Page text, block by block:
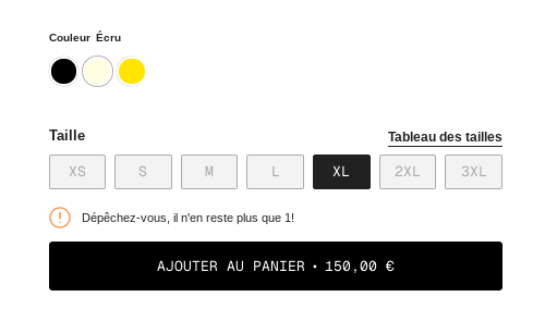
Couleur Écru
noir ecru ocre
Taille Tableau des tailles
XSVARIANTE
ÉPUISÉE
NON
DISPONIBLE
S VARIANTE
ÉPUISÉE
NON
DISPONIBLE
M VARIANTE
ÉPUISÉE
NON
DISPONIBLE
L VARIANTE
ÉPUISÉE
NON
DISPONIBLE
XL VARIANTE
ÉPUISÉE
DISPONIBLE
2XL VARIANTE
ÉPUISÉE
DISPONIBLE
3XL
ÉPUISÉE
Dépêchez-vous, il n'en reste plus que 1!
AJOUTER AU PANIER 150,00 €